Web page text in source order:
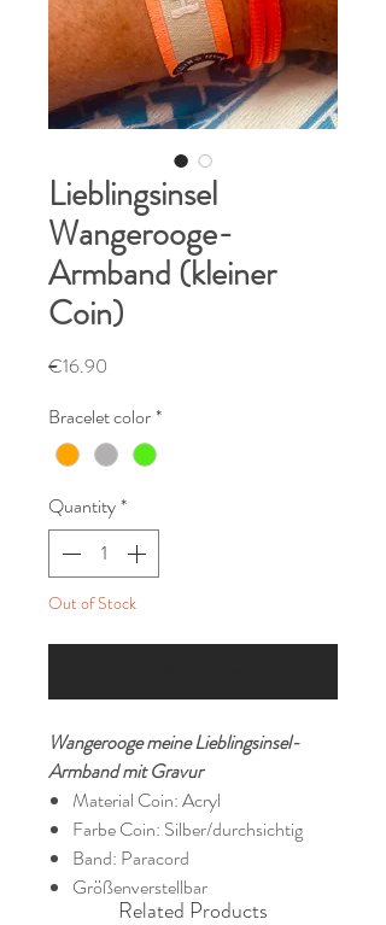
Lieblingsinsel
Wangerooge-
Armband (kleiner
Coin)
€16.90
Bracelet color*
Quantity*
Out of Stock
Wangerooge meine Lieblingsinsel-
Armband mit Gravur
Material Coin: Acryl
Farbe Coin: Silber/durchsichtig
Band: Paracord
Größenverstellbar
Related Products